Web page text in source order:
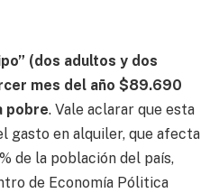
(dos adultos y dos
mes del año $89.690
pobre. Vale aclarar que esta
gasto en alquiler, que afecta
de la población del país,
de Economía Pólitica